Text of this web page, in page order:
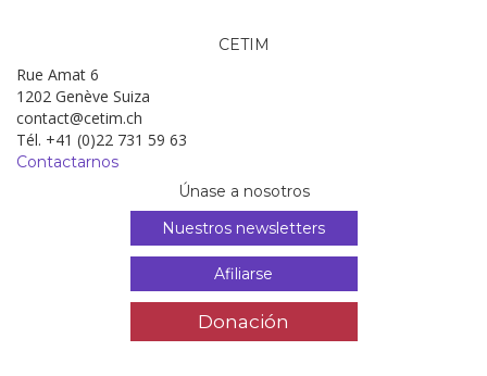
CETIM
Rue Amat 6
1202 Genève Suiza
contact@cetim.ch
Tél. +41 (0)22 731 59 63
Contactarnos
Únase a nosotros
Nuestros newsletters
Afiliarse
Donación